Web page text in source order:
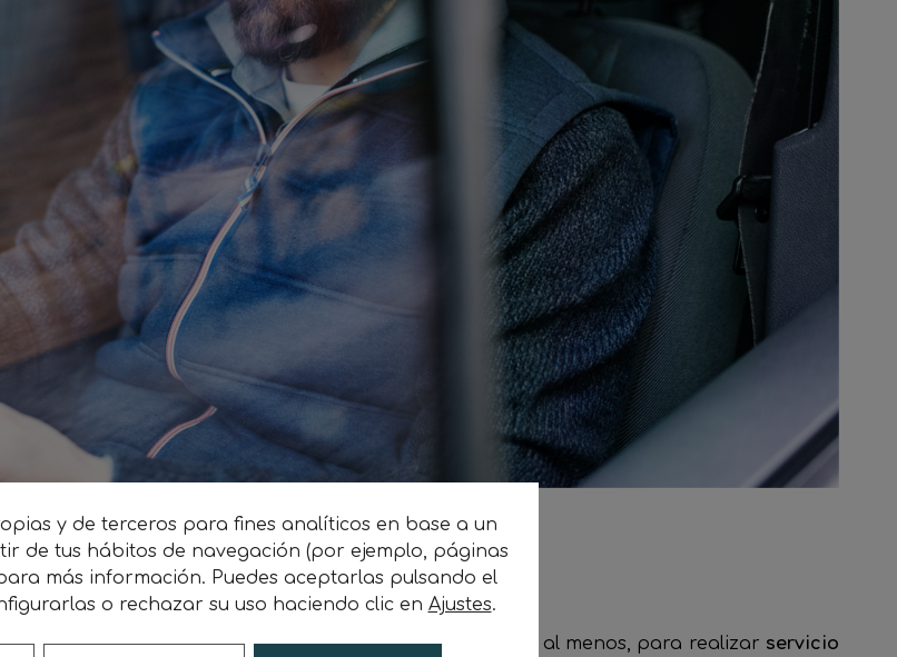
Barcelona .
metros de longitud y capacidad para 4 palets europeos al menos, para realizar servicio
y de terceros para fines analíticos en base a un
de tus hábitos de navegación (por ejemplo, páginas
más información. Puedes aceptarlas pulsando el
o rechazar su uso haciendo clic en Ajustes.